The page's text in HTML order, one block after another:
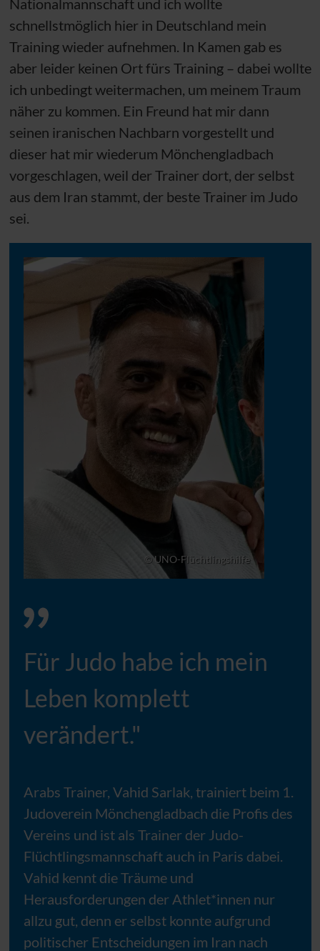
Nationalmannschaft und ich wollte
schnellstmöglich hier in Deutschland mein
Training wieder aufnehmen. In Kamen gab es
aber leider keinen Ort fürs Training – dabei wollte
ich unbedingt weitermachen, um meinem Traum
näher zu kommen. Ein Freund hat mir dann
seinen iranischen Nachbarn vorgestellt und
dieser hat mir wiederum Mönchengladbach
vorgeschlagen, weil der Trainer dort, der selbst
aus dem Iran stammt, der beste Trainer im Judo
sei.
© UNO-Flüchtlingshilfe
Für Judo habe ich mein
Leben komplett
verändert."
Arabs Trainer, Vahid Sarlak, trainiert beim 1.
Judoverein Mönchengladbach die Profis des
Vereins und ist als Trainer der Judo-
Flüchtlingsmannschaft auch in Paris dabei.
Vahid kennt die Träume und
Herausforderungen der Athlet*innen nur
allzu gut, denn er selbst konnte aufgrund
politischer Entscheidungen im Iran nach